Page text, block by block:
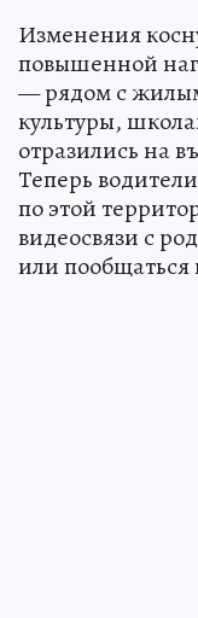
Изменения
повышенной
— рядом с
культуры,
отразились на
Теперь
по этой
видеосвязи с
или пообщаться